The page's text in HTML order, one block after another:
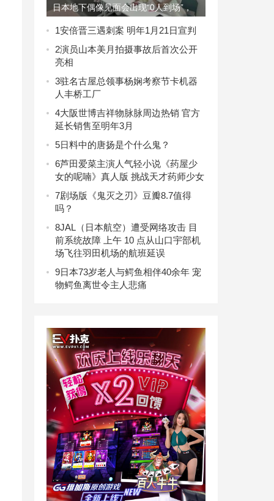
日本地下偶像见面会出现“0人到场”，
女团们哭了的照片惹人心疼后人气暴涨
1安倍晋三遇刺案 明年1月21日宣判
2演员山本美月拍摄事故后首次公开
亮相
3驻名古屋总领事杨娴考察节卡机器
人丰桥工厂
4大阪世博吉祥物脉脉周边热销 官方
延长销售至明年3月
5日料中的唐扬是个什么鬼？
6芦田爱菜主演人气轻小说《药屋少
女的呢喃》真人版 挑战天才药师少女
7剧场版《鬼灭之刃》豆瓣8.7值得
吗？
8JAL（日本航空）遭受网络攻击 目
前系统故障 上午 10 点从山口宇部机
场飞往羽田机场的航班延误
9日本73岁老人与鳄鱼相伴40余年 宠
物鳄鱼离世令主人悲痛